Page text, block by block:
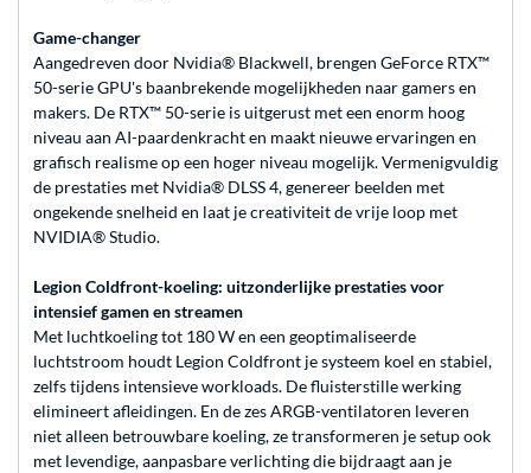
Game-changer
Aangedreven door Nvidia® Blackwell, brengen GeForce RTX™
50-serie GPU's baanbrekende mogelijkheden naar gamers en
makers. De RTX™ 50-serie is uitgerust met een enorm hoog
niveau aan AI-paardenkracht en maakt nieuwe ervaringen en
grafisch realisme op een hoger niveau mogelijk. Vermenigvuldig
de prestaties met Nvidia® DLSS 4, genereer beelden met
ongekende snelheid en laat je creativiteit de vrije loop met
NVIDIA® Studio.
Legion Coldfront-koeling: uitzonderlijke prestaties voor
intensief gamen en streamen
Met luchtkoeling tot 180 W en een geoptimaliseerde
luchtstroom houdt Legion Coldfront je systeem koel en stabiel,
zelfs tijdens intensieve workloads. De fluisterstille werking
elimineert afleidingen. En de zes ARGB-ventilatoren leveren
niet alleen betrouwbare koeling, ze transformeren je setup ook
met levendige, aanpasbare verlichting die bijdraagt aan je